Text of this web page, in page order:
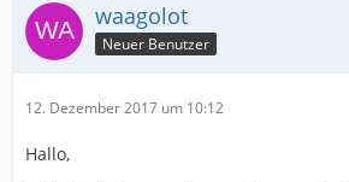
waagolot
Neuer Benutzer
12. Dezember 2017 um 10:12
Hallo,